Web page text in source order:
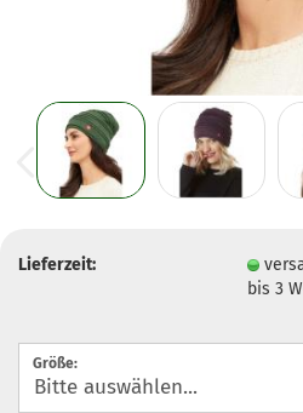
Lieferzeit:
bis 3
Größe: